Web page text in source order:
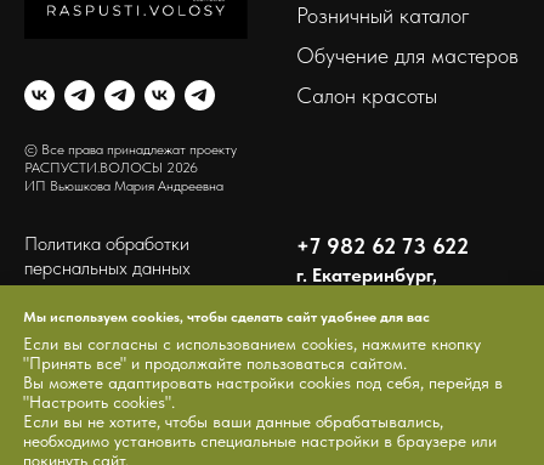
© Все права принадлежат проекту
РАСПУСТИ.ВОЛОСЫ 2026
ИП Вьюшкова Мария Андреевна
Розничный каталог
Обучение для мастеров
Салон красоты
Политика обработки
перснальных данных
конфиденциальности сайта
Политика обработки
cookie-файлов
Договор-оферта
+7 982 62 73 622
г. Екатеринбург,
Мы используем cookies, чтобы сделать сайт удобнее для вас
Если вы согласны с использованием cookies, нажмите кнопку
"Принять все" и продолжайте пользоваться сайтом.
Вы можете адаптировать настройки cookies под себя, перейдя в
"Настроить cookies".
Если вы не хотите, чтобы ваши данные обрабатывались,
необходимо установить специальные настройки в браузере или
покинуть сайт.